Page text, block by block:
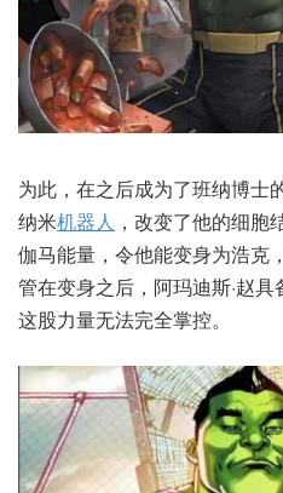
为此，在之后成为了班纳博士
纳米机器人 ，改变了他的细胞
伽马能量，令他能变身为浩克
管在变身之后，阿玛迪斯·赵
这股力量无法完全掌控。